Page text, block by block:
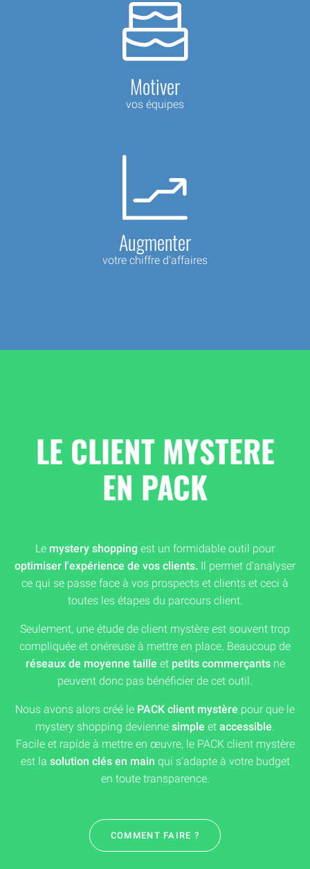
Motiver
vos équipes
Augmenter
votre chiffre d'affaires
LE CLIENT MYSTERE
EN PACK
Le mystery shopping est un formidable outil pour
optimiser l'expérience de vos clients. Il permet d'analyser
ce qui se passe face à vos prospects et clients et ceci à
toutes les étapes du parcours client.
Seulement, une étude de client mystère est souvent trop
compliquée et onéreuse à mettre en place. Beaucoup de
réseaux de moyenne taille et petits commerçantsne
peuvent donc pas bénéficier de cet outil.
Nous avons alors créé le PACK client mystère pour que le
mystery shopping devienne simple et accessible.
Facile et rapide à mettre en œuvre, le PACK client mystère
est la solution clés en main qui s’adapte à votre budget
en toute transparence.
COMMENT FAIRE ?